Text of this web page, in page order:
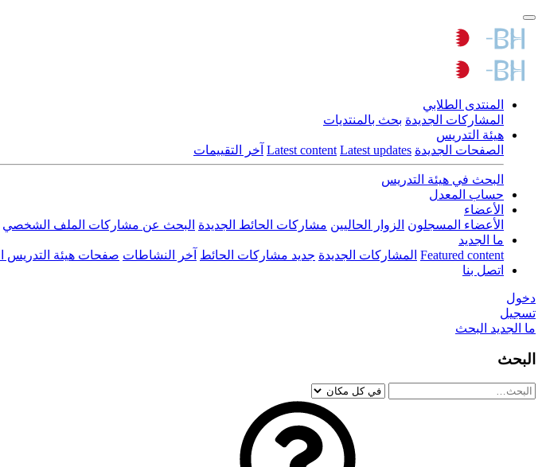
المنتدى الطلابي
المشاركات الجديدة بحث بالمنتديات
هيئة التدريس
الصفحات الجديدة
Latest content Latest updates آخر التقييمات
البحث في هيئة التدريس
حساب المعدل
الأعضاء
الأعضاء المسجلون الزوار الحاليين مشاركات الحائط الجديدة البحث عن مشاركات الملف الشخصي
ما الجديد
Featured content المشاركات الجديدة جديد مشاركات الحائط آخر النشاطات صفحات هيئة التدريس
اتصل بنا
دخول
تسجيل
ما الجديد البحث
البحث